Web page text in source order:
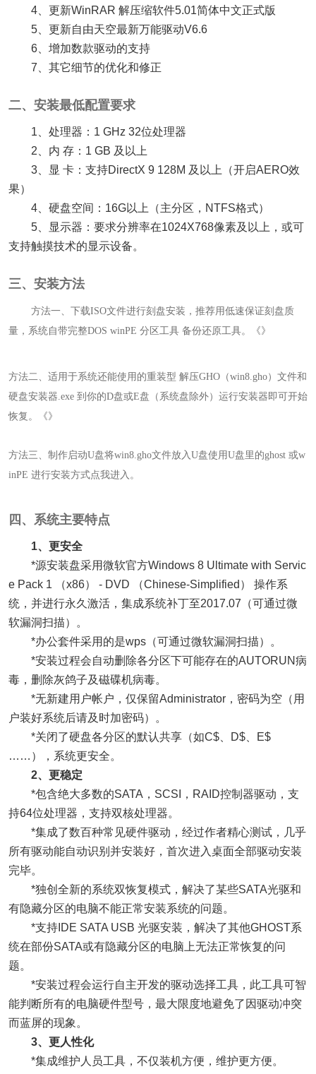
4、更新WinRAR 解压缩软件5.01简体中文正式版
5、更新自由天空最新万能驱动V6.6
6、增加数款驱动的支持
7、其它细节的优化和修正
二、安装最低配置要求
1、处理器：1 GHz 32位处理器
2、内 存：1 GB 及以上
3、显 卡：支持DirectX 9 128M 及以上（开启AERO效
果）
4、硬盘空间：16G以上（主分区，NTFS格式）
5、显示器：要求分辨率在1024X768像素及以上，或可
支持触摸技术的显示设备。
三、安装方法
方法一、下载ISO文件进行刻盘安装，推荐用低速保证刻盘质
量，系统自带完整DOS winPE 分区工具 备份还原工具。《》
方法二、适用于系统还能使用的重装型 解压GHO（win8.gho）文件和
硬盘安装器.exe 到你的D盘或E盘（系统盘除外）运行安装器即可开始
恢复。《》
方法三、制作启动U盘将win8.gho文件放入U盘使用U盘里的ghost 或w
inPE 进行安装方式点我进入。
四、系统主要特点
1、更安全
*源安装盘采用微软官方Windows 8 Ultimate with Servic
e Pack 1 （x86） - DVD （Chinese-Simplified） 操作系
统，并进行永久激活，集成系统补丁至2017.07（可通过微
软漏洞扫描）。
*办公套件采用的是wps（可通过微软漏洞扫描）。
*安装过程会自动删除各分区下可能存在的AUTORUN病
毒，删除灰鸽子及磁碟机病毒。
*无新建用户帐户，仅保留Administrator，密码为空（用
户装好系统后请及时加密码）。
*关闭了硬盘各分区的默认共享（如C$、D$、E$
……），系统更安全。
2、更稳定
*包含绝大多数的SATA，SCSI，RAID控制器驱动，支
持64位处理器，支持双核处理器。
*集成了数百种常见硬件驱动，经过作者精心测试，几乎
所有驱动能自动识别并安装好，首次进入桌面全部驱动安装
完毕。
*独创全新的系统双恢复模式，解决了某些SATA光驱和
有隐藏分区的电脑不能正常安装系统的问题。
*支持IDE SATA USB 光驱安装，解决了其他GHOST系
统在部份SATA或有隐藏分区的电脑上无法正常恢复的问
题。
*安装过程会运行自主开发的驱动选择工具，此工具可智
能判断所有的电脑硬件型号，最大限度地避免了因驱动冲突
而蓝屏的现象。
3、更人性化
*集成维护人员工具，不仅装机方便，维护更方便。